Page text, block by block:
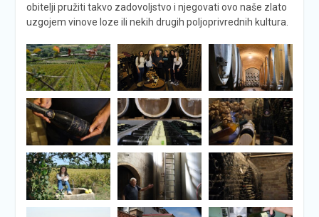
obitelji pružiti takvo zadovoljstvo i njegovati ovo naše zlato
uzgojem vinove loze ili nekih drugih poljoprivrednih kultura.